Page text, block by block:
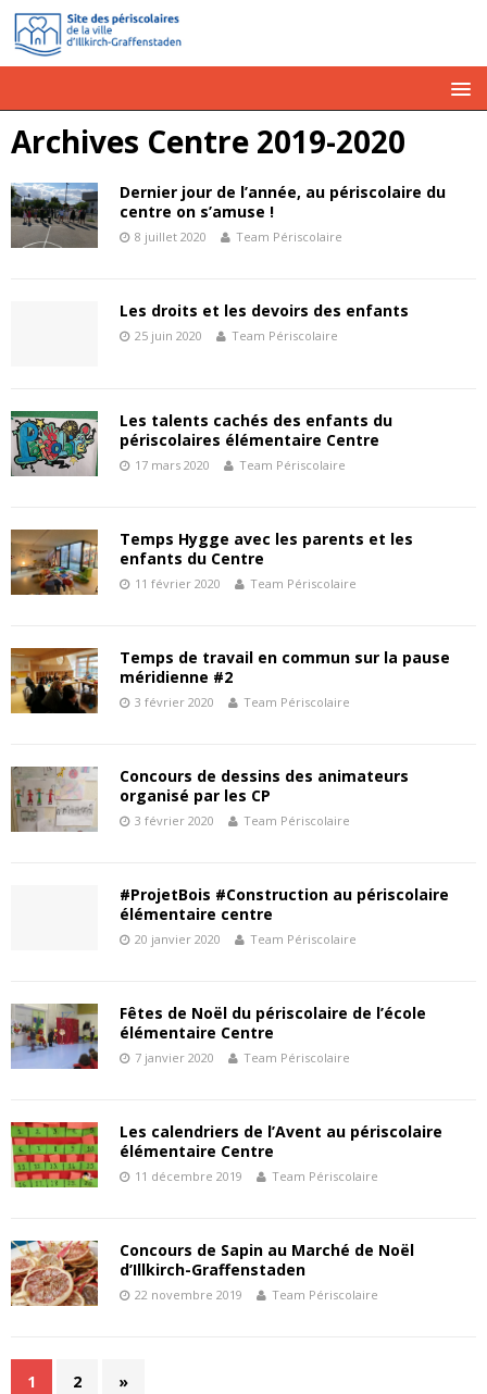
Archives Centre 2019-2020
Dernier jour de l’année, au périscolaire du
centre on s’amuse !
8 juillet 2020 Team Périscolaire
Les droits et les devoirs des enfants
25 juin 2020 Team Périscolaire
Les talents cachés des enfants du
périscolaires élémentaire Centre
17 mars 2020 Team Périscolaire
Temps Hygge avec les parents et les
enfants du Centre
11 février 2020 Team Périscolaire
Temps de travail en commun sur la pause
méridienne #2
3 février 2020 Team Périscolaire
Concours de dessins des animateurs
organisé par les CP
3 février 2020 Team Périscolaire
#ProjetBois #Construction au périscolaire
élémentaire centre
20 janvier 2020 Team Périscolaire
Fêtes de Noël du périscolaire de l’école
élémentaire Centre
7 janvier 2020 Team Périscolaire
Les calendriers de l’Avent au périscolaire
élémentaire Centre
11 décembre 2019 Team Périscolaire
Concours de Sapin au Marché de Noël
d’Illkirch-Graffenstaden
22 novembre 2019 Team Périscolaire
1 2 »